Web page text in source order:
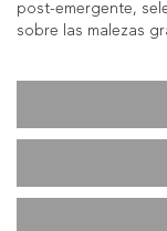
post-emergente,
sobre las malezas